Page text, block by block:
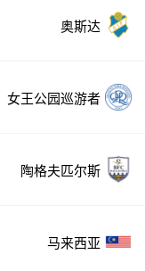
奥斯达
女王公园巡游者
陶格夫匹尔斯
马来西亚